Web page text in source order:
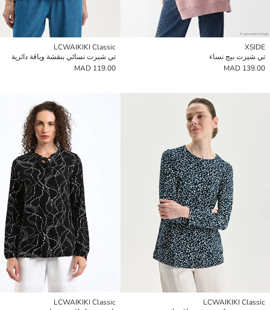
XSIDE
تي شيرت بيج نساء
139.00 MAD
LCWAIKIKI Classic
تي شيرت نسائي بنقشة وياقة دائرية
119.00 MAD
LCWAIKIKI Classic
LCWAIKIKI Classic